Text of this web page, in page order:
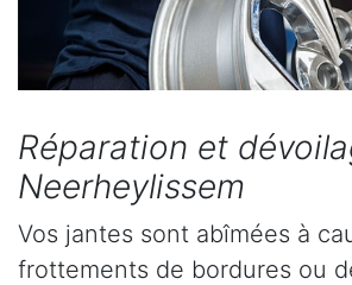
Réparation et
Neerheylissem
Vos jantes sont abîmées à
frottements de bordures ou